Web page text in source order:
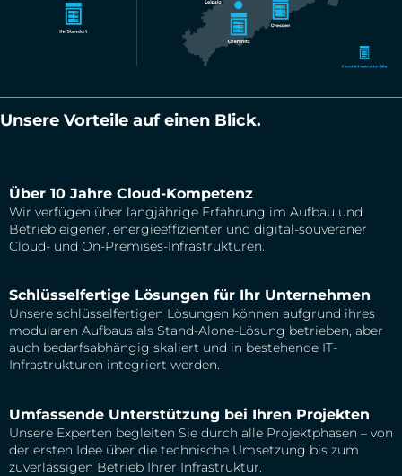
Unsere Vorteile auf einen Blick.
Über 10 Jahre Cloud-Kompetenz
Wir verfügen über langjährige Erfahrung im Aufbau und
Betrieb eigener, energieeffizienter und digital-souveräner
Cloud- und On-Premises-Infrastrukturen.
Schlüsselfertige Lösungen für Ihr Unternehmen
Unsere schlüsselfertigen Lösungen können aufgrund ihres
modularen Aufbaus als Stand-Alone-Lösung betrieben, aber
auch bedarfsabhängig skaliert und in bestehende IT-
Infrastrukturen integriert werden.
Umfassende Unterstützung bei Ihren Projekten
Unsere Experten begleiten Sie durch alle Projektphasen – von
der ersten Idee über die technische Umsetzung bis zum
zuverlässigen Betrieb Ihrer Infrastruktur.